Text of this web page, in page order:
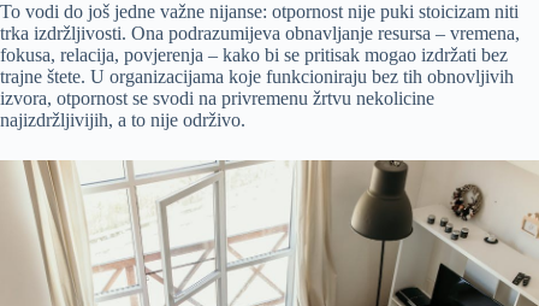
To vodi do još jedne važne nijanse: otpornost nije puki stoicizam niti
trka izdržljivosti. Ona podrazumijeva obnavljanje resursa – vremena,
fokusa, relacija, povjerenja – kako bi se pritisak mogao izdržati bez
trajne štete. U organizacijama koje funkcioniraju bez tih obnovljivih
izvora, otpornost se svodi na privremenu žrtvu nekolicine
najizdržljivijih, a to nije održivo.